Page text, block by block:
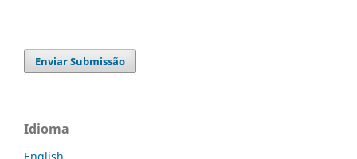
Enviar Submissão
Idioma